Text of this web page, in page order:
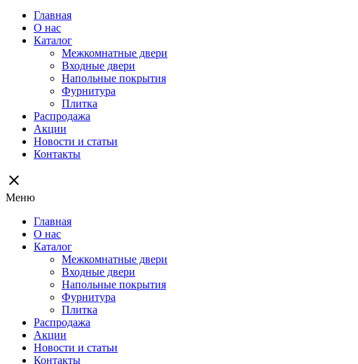
Главная
О нас
Каталог
Межкомнатные двери
Входные двери
Напольные покрытия
Фурнитура
Плитка
Распродажа
Акции
Новости и статьи
Контакты
close
Меню
Главная
О нас
Каталог
Межкомнатные двери
Входные двери
Напольные покрытия
Фурнитура
Плитка
Распродажа
Акции
Новости и статьи
Контакты